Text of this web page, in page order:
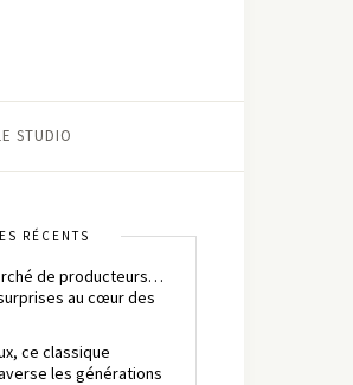
STUDIO
RÉCENTS
de producteurs…
au cœur des
ce classique
les générations